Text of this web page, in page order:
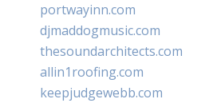
portwayinn.com
djmaddogmusic.com
thesoundarchitects.com
allin1roofing.com
keepjudgewebb.com